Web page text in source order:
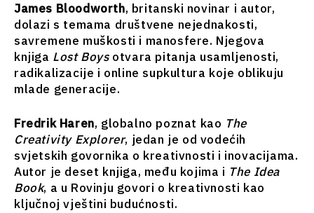
O
kulturi
Sport
Lifestyle
Putovanja
Hrana
Magazin
Subscribe
Sport
Lifestyle
Putovanja
Hrana i
piće
Western
Balkans
2030
James Bloodworth, britanski novinar i autor,
dolazi s temama društvene nejednakosti,
savremene muškosti i manosfere. Njegova
knjiga Lost Boysotvara pitanja usamljenosti,
radikalizacije i online supkultura koje oblikuju
mlade generacije.
Fredrik Haren, globalno poznat kao The
Creativity Explorer, jedan je od vodećih
svjetskih govornika o kreativnosti i inovacijama.
Autor je deset knjiga, među kojima i The Idea
Book, a u Rovinju govori o kreativnosti kao
ključnoj vještini budućnosti.